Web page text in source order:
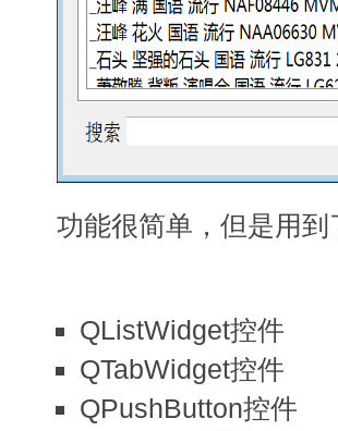
功能很简单，但是用
QListWidget控件
QTabWidget控件
QPushButton控件